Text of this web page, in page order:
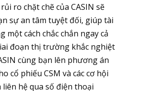
ro chặt chẽ của CASIN sẽ
sự an tâm tuyệt đối, giúp tài
một cách chắc chắn ngay cả
đoạn thị trường khắc nghiệt
cùng bạn lên phương án
cổ phiếu CSM và các cơ hội
liên hệ qua số điện thoại